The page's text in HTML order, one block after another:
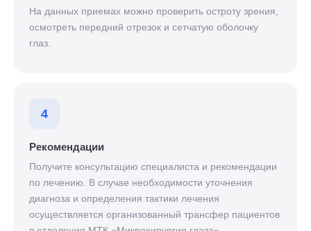
На данных приемах можно проверить остроту зрения,
осмотреть передний отрезок и сетчатую оболочку
глаз.
4
Рекомендации
Получите консультацию специалиста и рекомендации
по лечению. В случае необходимости уточнения
диагноза и определения тактики лечения
осуществляется организованный трансфер пациентов